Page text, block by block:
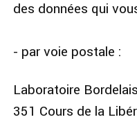
des données qui
- par voie postale :
Laboratoire
351 Cours de la